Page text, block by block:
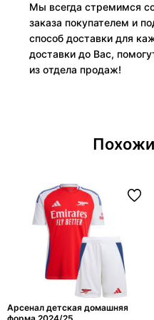
Мы всегда стремимся
заказа покупателем и
способ доставки для
доставки до Вас,
из отдела продаж!
Арсенал детская домашняя